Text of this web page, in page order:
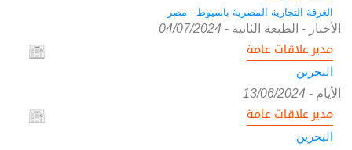
الغرفة التجارية المصرية باسيوط - مصر
الأخبار - الطبعة الثانية -
04/07/2024
مدير علاقات عامة
البحرين
الأيام -
13/06/2024
مدير علاقات عامة
البحرين